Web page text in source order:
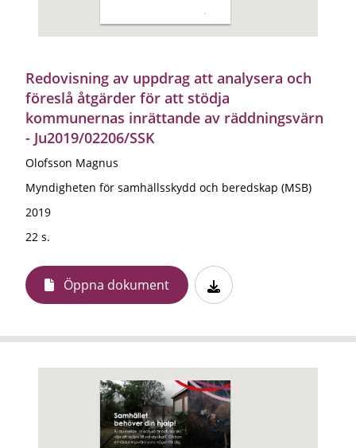
Redovisning av uppdrag att analysera och
föreslå åtgärder för att stödja
kommunernas inrättande av räddningsvärn
- Ju2019/02206/SSK
Olofsson Magnus
Myndigheten för samhällsskydd och beredskap (MSB)
2019
22 s.
Öppna dokument